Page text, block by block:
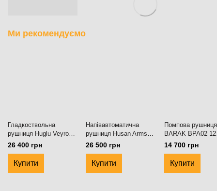
Ми рекомендуємо
Гладкоствольна
рушниця Huglu Veyron
Camo Mossy Oak
Synthetic 12/76 см
Mossy Oak
26 400 грн
Купити
Напівавтоматична
рушниця Husan Arms
MKA-1919 АР, 12
калібру, ствол 50 см.
Чорний
26 500 грн
Купити
Помпова рушниця
BARAK BPA02 12
калібру зі
дюймів. Desert
Black
14 700 грн
Купити